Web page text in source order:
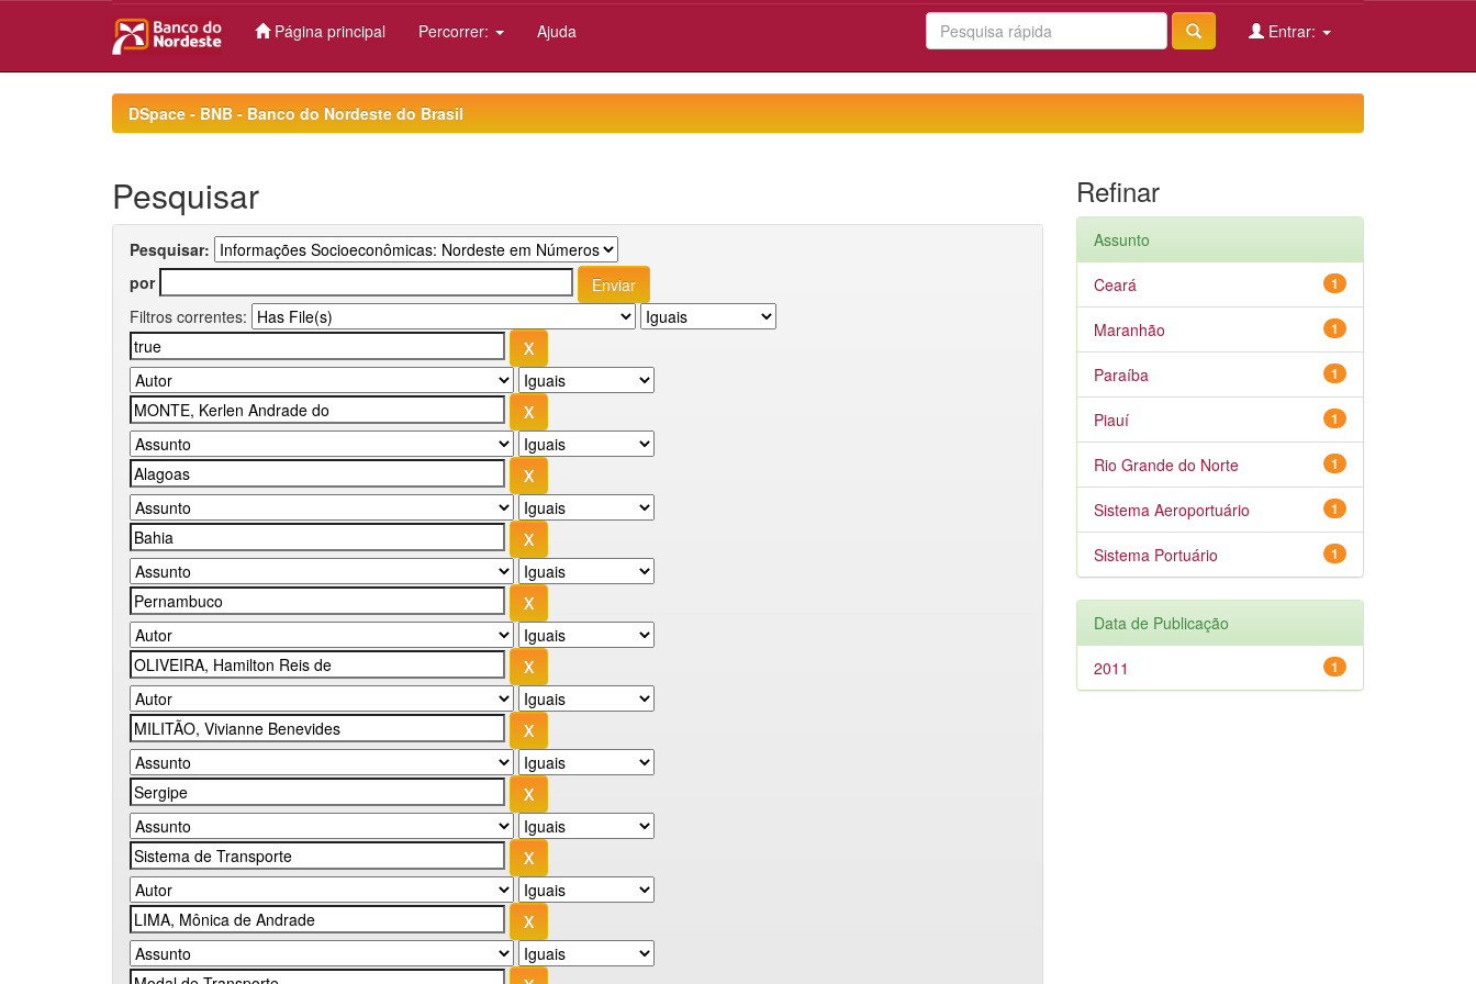
Página principal Percorrer: Ajuda Entrar:
DSpace - BNB - Banco do Nordeste do Brasil
Pesquisar
Pesquisar:
por
Filtros correntes:
Refinar
Assunto
1
Ceará
1
Maranhão
1
Paraíba
1
Piauí
1
Rio Grande do Norte
1
Sistema Aeroportuário
1
Sistema Portuário
Data de Publicação
1
2011